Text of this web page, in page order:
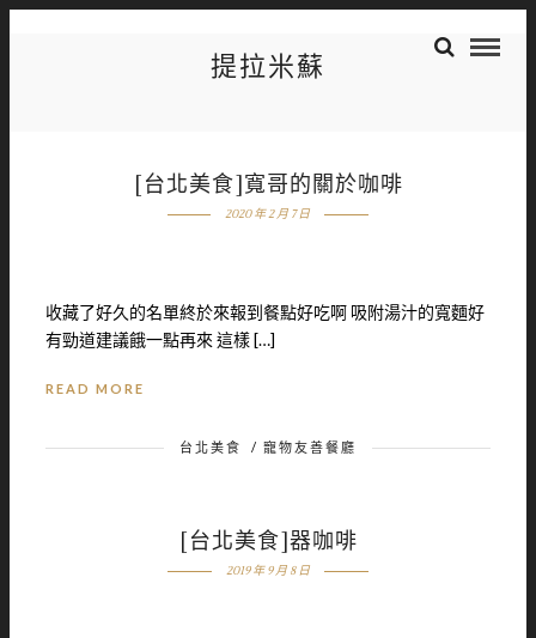
提拉米蘇
[台北美食]寬哥的關於咖啡
2020 年 2 月 7 日
收藏了好久的名單終於來報到餐點好吃啊 吸附湯汁的寬麵好
有勁道建議餓一點再來 這樣 […]
READ MORE
台北美食 / 寵物友善餐廳
[台北美食]器咖啡
2019 年 9 月 8 日